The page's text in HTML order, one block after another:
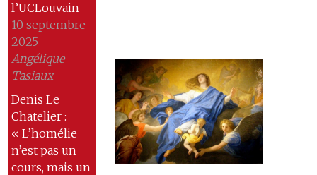
l’UCLouvain
10 septembre
2025
Angélique
Tasiaux
Denis Le
Chatelier :
« L’homélie
n’est pas un
cours, mais un